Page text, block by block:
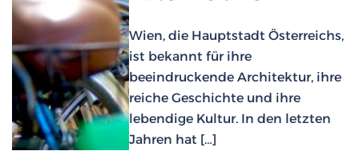
Wien, die Hauptstadt Österreichs,
ist bekannt für ihre
beeindruckende Architektur, ihre
reiche Geschichte und ihre
lebendige Kultur. In den letzten
Jahren hat […]